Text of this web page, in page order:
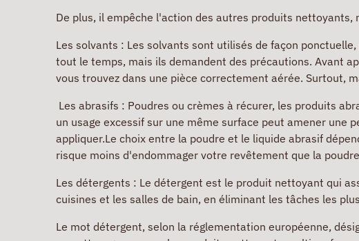
De plus, il empêche l'action des autres produits nettoyants,
Les solvants : Les solvants sont utilisés de façon
tout le temps, mais ils demandent des précautions. Avant
vous trouvez dans une pièce correctement aérée. Surtout,
Les abrasifs : Poudres ou crèmes à récurer, les produits
un usage excessif sur une même surface peut amener une
appliquer.Le choix entre la poudre et le liquide abrasif
risque moins d'endommager votre revêtement que la
Les détergents : Le détergent est le produit nettoyant qui
cuisines et les salles de bain, en éliminant les tâches les
Le mot détergent, selon la réglementation européenne,